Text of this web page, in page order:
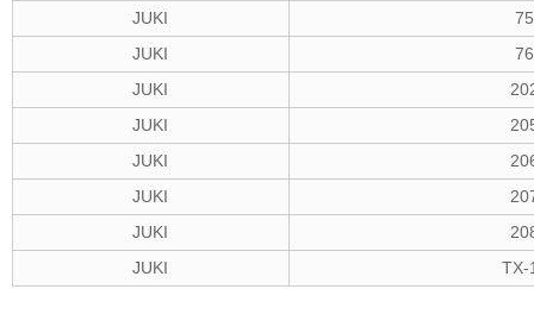
JUKI
JUKI
JUKI
JUKI
JUKI
JUKI
JUKI
JUKI
TX-